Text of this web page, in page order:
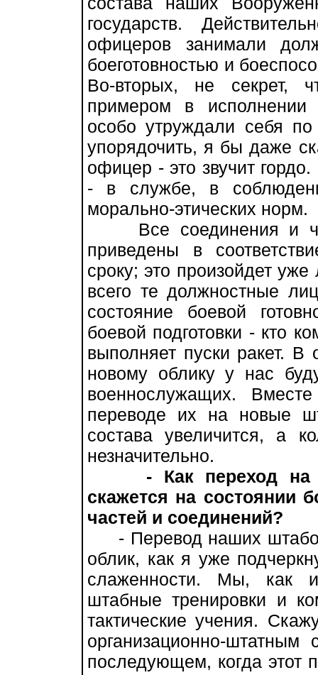
государств.
офицеров занимали
боеготовностью и
Во-вторых, не секрет,
примером в исполнении
особо утруждали себя
упорядочить, я бы даже
офицер - это звучит
- в службе, в
морально-этических норм.
Все соединения и
приведены в
сроку; это произойдет
всего те должностные
состояние боевой
боевой подготовки - кто
выполняет пуски ракет.
новому облику у нас
военнослужащих.
переводе их на новые
состава увеличится, а
незначительно.
- Как переход на
скажется на состоянии
частей и соединений?
- Перевод наших
облик, как я уже
слаженности. Мы, как
штабные тренировки и
тактические учения.
организационно-
последующем, когда этот